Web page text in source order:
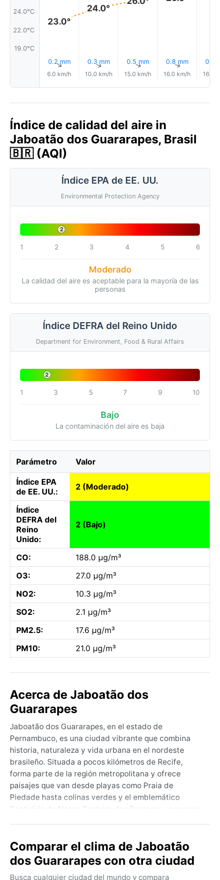
24.0°C
22.0°C
19.0°C
23.0°
0.2 mm
↑
6.0 km/h
24.0°
0.3 mm
↑
10.0 km/h
0.5 mm
↑
15.0 km/h
0.8 mm
↑
16.0 km/h
0.7
16.0
Índice de calidad del aire in
Jaboatão dos Guararapes, Brasil
🇧🇷 (AQI)
Índice EPA de EE. UU.
Environmental Protection Agency
2
1 2 3 4 5 6
Moderado
La calidad del aire es aceptable para la mayoría de las
personas
Índice DEFRA del Reino Unido
Department for Environment, Food & Rural Affairs
2
1 3 5 7 9 10
Bajo
La contaminación del aire es baja
Parámetro Valor
Índice EPA
de EE. UU.:
2 (Moderado)
Índice
DEFRA del
Reino
Unido:
2 (Bajo)
CO:
188.0 µg/m³
O3:
27.0 µg/m³
NO2:
10.3 µg/m³
SO2:
2.1 µg/m³
PM2.5:
17.6 µg/m³
PM10:
21.0 µg/m³
Acerca de Jaboatão dos
Guararapes
Jaboatão dos Guararapes, en el estado de
Pernambuco, es una ciudad vibrante que combina
historia, naturaleza y vida urbana en el nordeste
brasileño. Situada a pocos kilómetros de Recife,
forma parte de la región metropolitana y ofrece
paisajes que van desde playas como Praia de
Piedade hasta colinas verdes y el emblemático
Santuário de Nossa Senhora dos Prazeres, escenario
una gastronomía que explota el sabor del mar. Su
geografía, cerca del océano Atlántico y bañada por
ríos y manglares, le da un carácter tropical húmedo.
Comparar el clima de Jaboatão
dos Guararapes con otra ciudad
Busca cualquier ciudad del mundo y compara